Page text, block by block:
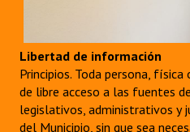
Libertad de información
Principios. Toda persona,
de libre acceso a las fuentes
legislativos, administrativos y
del Municipio, sin que sea